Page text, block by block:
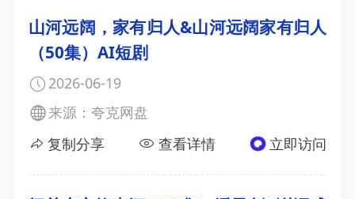
山河远阔，家有归人&山河远阔家有归人
（50集）AI短剧
2026-06-19
来源：夸克网盘
复制分享
查看详情 立即访问